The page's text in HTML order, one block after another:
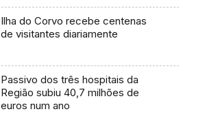
Ilha do Corvo recebe centenas
de visitantes diariamente
Passivo dos três hospitais da
Região subiu 40,7 milhões de
euros num ano